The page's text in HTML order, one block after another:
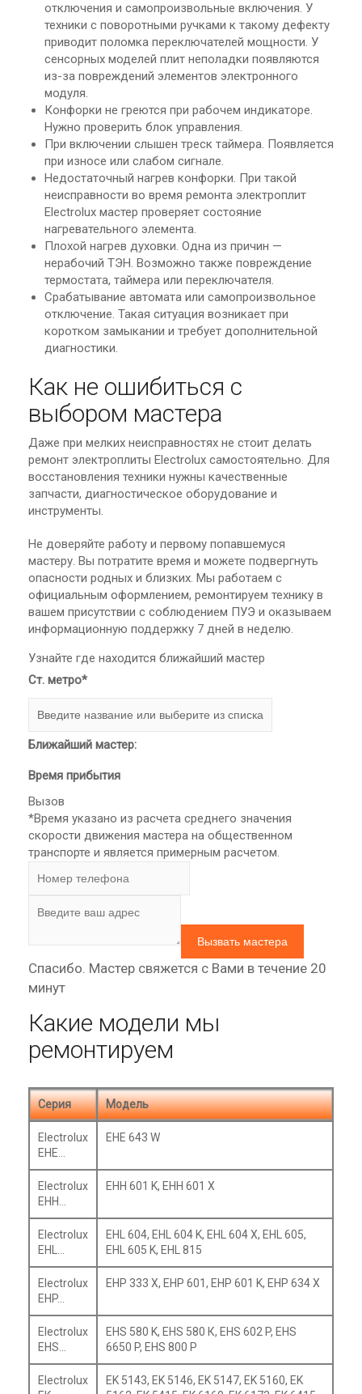
отключения и самопроизвольные включения. У
техники с поворотными ручками к такому дефекту
приводит поломка переключателей мощности. У
сенсорных моделей плит неполадки появляются
из-за повреждений элементов электронного
модуля.
Конфорки не греются при рабочем индикаторе.
Нужно проверить блок управления.
При включении слышен треск таймера. Появляется
при износе или слабом сигнале.
Недостаточный нагрев конфорки. При такой
неисправности во время ремонта электроплит
Electrolux мастер проверяет состояние
нагревательного элемента.
Плохой нагрев духовки. Одна из причин —
нерабочий ТЭН. Возможно также повреждение
термостата, таймера или переключателя.
Срабатывание автомата или самопроизвольное
отключение. Такая ситуация возникает при
коротком замыкании и требует дополнительной
диагностики.
Как не ошибиться с
выбором мастера
Даже при мелких неисправностях не стоит делать
ремонт электроплиты Electrolux самостоятельно. Для
восстановления техники нужны качественные
запчасти, диагностическое оборудование и
инструменты.
Не доверяйте работу и первому попавшемуся
мастеру. Вы потратите время и можете подвергнуть
опасности родных и близких. Мы работаем с
официальным оформлением, ремонтируем технику в
вашем присутствии с соблюдением ПУЭ и оказываем
информационную поддержку 7 дней в неделю.
Узнайте где находится ближайший мастер
Ст. метро*
Ближайший мастер:
Время прибытия
Вызов
*Время указано из расчета среднего значения
скорости движения мастера на общественном
транспорте и является примерным расчетом.
Спасибо. Мастер свяжется с Вами в течение 20
минут
Какие модели мы
ремонтируем
Серия Модель
Electrolux
EHE…
EHE 643 W
Electrolux
EHH…
EHH 601 K, EHH 601 X
Electrolux
EHL…
EHL 604, EHL 604 K, EHL 604 X, EHL 605,
EHL 605 K, EHL 815
Electrolux
EHP…
EHP 333 X, EHP 601, EHP 601 K, EHP 634 X
Electrolux
EHS…
EHS 580 K, EHS 580 К, EHS 602 P, EHS
6650 P, EHS 800 P
Electrolux
EK 5143, EK 5146, EK 5147, EK 5160, EK